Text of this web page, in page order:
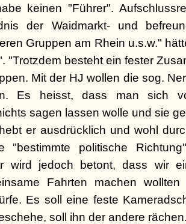
keinen "Führer".
der Waidmarkt- und
Gruppen am Rhein u.s.w."
"Trotzdem besteht ein fester
Mit der HJ wollen die sog.
Es heisst, dass man sich
sagen lassen wolle und sie
er ausdrücklich und wohl
"bestimmte politische
wird jedoch betont, dass wir
Fahrten machen
Es soll eine feste
soll ihn der andere